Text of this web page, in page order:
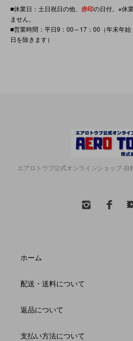
■休業日：土日祝日の他、 赤印の日付。※休
ません。
■営業時間：平日9：00～17：00（年末年
日を除きます）
エアロトウブ公式オンラインショップ-
ホーム
配送・送料について
返品について
支払い方法について